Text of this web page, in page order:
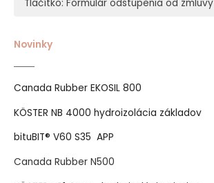
Tlačítko: Formulár odstúpenia od zmluvy
Novinky
Canada Rubber EKOSIL 800
KÖSTER NB 4000 hydroizolácia základov
bituBIT® V60 S35 APP
Canada Rubber N500